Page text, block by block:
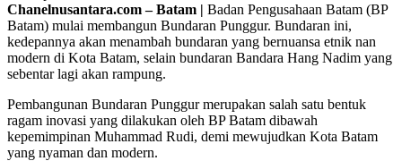
Chanelnusantara.com – Batam | Badan Pengusahaan Batam (BP
Batam) mulai membangun Bundaran Punggur. Bundaran ini,
kedepannya akan menambah bundaran yang bernuansa etnik nan
modern di Kota Batam, selain bundaran Bandara Hang Nadim yang
sebentar lagi akan rampung.
Pembangunan Bundaran Punggur merupakan salah satu bentuk
ragam inovasi yang dilakukan oleh BP Batam dibawah
kepemimpinan Muhammad Rudi, demi mewujudkan Kota Batam
yang nyaman dan modern.